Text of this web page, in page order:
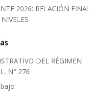
2026: RELACIÓN FINAL
DEL RÈGIMEN
N° 276